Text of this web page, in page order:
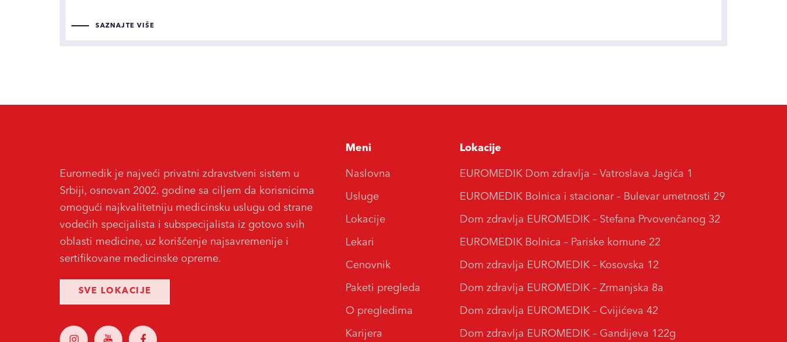
SAZNAJTE VIŠE
Euromedik je najveći privatni zdravstveni sistem u
Srbiji, osnovan 2002. godine sa ciljem da korisnicima
omogući najkvalitetniju medicinsku uslugu od strane
vodećih specijalista i subspecijalista iz gotovo svih
oblasti medicine, uz korišćenje najsavremenije i
sertifikovane medicinske opreme.
SVE LOKACIJE
Meni
Naslovna
Usluge
Lokacije
Lekari
Cenovnik
Paketi pregleda
O pregledima
Karijera
Lokacije
EUROMEDIK Dom zdravlja – Vatroslava Jagića 1
EUROMEDIK Bolnica i stacionar – Bulevar umetnosti 29
Dom zdravlja EUROMEDIK – Stefana Prvovenčanog 32
EUROMEDIK Bolnica – Pariske komune 22
Dom zdravlja EUROMEDIK – Kosovska 12
Dom zdravlja EUROMEDIK – Zrmanjska 8a
Dom zdravlja EUROMEDIK – Cvijićeva 42
Dom zdravlja EUROMEDIK – Gandijeva 122g